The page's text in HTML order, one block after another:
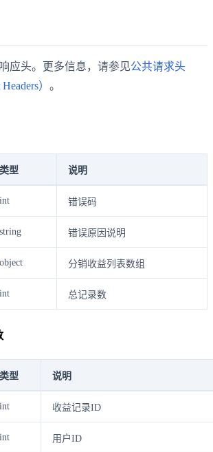
应头。更多信息，请参见公共请求头
） 。
类型 说明
int 错误码
string 错误原因说明
object 分销收益列表数组
int 总记录数
类型 说明
int 收益记录ID
int 用户ID